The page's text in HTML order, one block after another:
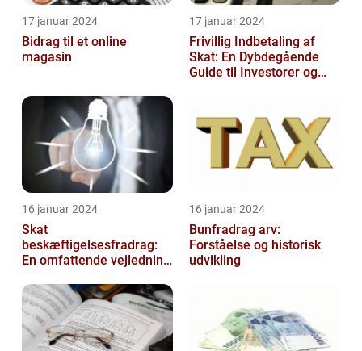
17 januar 2024
Bidrag til et online
magasin
17 januar 2024
Frivillig Indbetaling af
Skat: En Dybdegående
Guide til Investorer og
16 januar 2024
Skat
beskæftigelsesfradrag:
En omfattende vejledning
16 januar 2024
Bunfradrag arv:
Forståelse og historisk
udvikling